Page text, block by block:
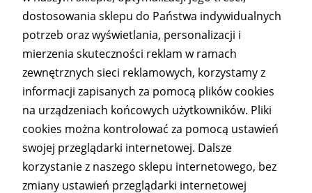
myMODULO
tel. 510 632 360
kontakt@mymodulo.pl
Pracujemy od poniedziałku do piątku w godzinach 9-
15.
Informacje
dostosowania sklepu do Państwa indywidualnych
potrzeb oraz wyświetlania, personalizacji i
mierzenia skuteczności reklam w ramach
zewnętrznych sieci reklamowych, korzystamy z
informacji zapisanych za pomocą plików cookies
na urządzeniach końcowych użytkowników. Pliki
cookies można kontrolować za pomocą ustawień
swojej przeglądarki internetowej. Dalsze
korzystanie z naszego sklepu internetowego, bez
zmiany ustawień przeglądarki internetowej